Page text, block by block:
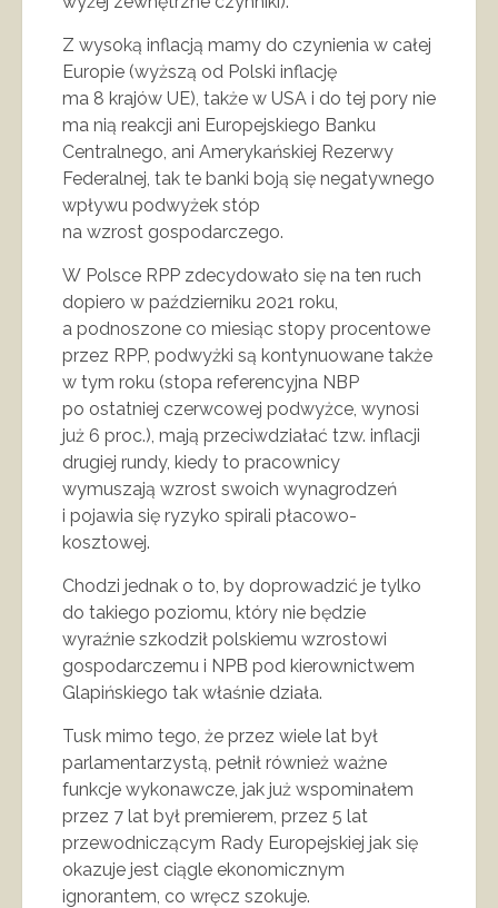
Z wysoką inflacją mamy do czynienia w całej
Europie (wyższą od Polski inflację
ma 8 krajów UE), także w USA i do tej pory nie
ma nią reakcji ani Europejskiego Banku
Centralnego, ani Amerykańskiej Rezerwy
Federalnej, tak te banki boją się negatywnego
wpływu podwyżek stóp
na wzrost gospodarczego.
W Polsce RPP zdecydowało się na ten ruch
dopiero w październiku 2021 roku,
a podnoszone co miesiąc stopy procentowe
przez RPP, podwyżki są kontynuowane także
w tym roku (stopa referencyjna NBP
po ostatniej czerwcowej podwyżce, wynosi
już 6 proc.), mają przeciwdziałać tzw. inflacji
drugiej rundy, kiedy to pracownicy
wymuszają wzrost swoich wynagrodzeń
i pojawia się ryzyko spirali płacowo-
kosztowej.
Chodzi jednak o to, by doprowadzić je tylko
do takiego poziomu, który nie będzie
wyraźnie szkodził polskiemu wzrostowi
gospodarczemu i NPB pod kierownictwem
Glapińskiego tak właśnie działa.
Tusk mimo tego, że przez wiele lat był
parlamentarzystą, pełnił również ważne
funkcje wykonawcze, jak już wspominałem
przez 7 lat był premierem, przez 5 lat
przewodniczącym Rady Europejskiej jak się
okazuje jest ciągle ekonomicznym
ignorantem, co wręcz szokuje.